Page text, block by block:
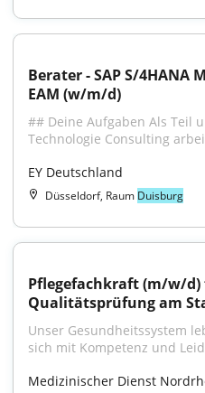
Berater - SAP S/4HANA
EAM (w/m/d)
## Deine Aufgaben Als Teil
Technologie Consulting
EY Deutschland
Düsseldorf, Raum Duisburg
Pflegefachkraft (m/w/d)
Qualitätsprüfung am
Unser Gesundheitssystem
sich mit Kompetenz und
Medizinischer Dienst